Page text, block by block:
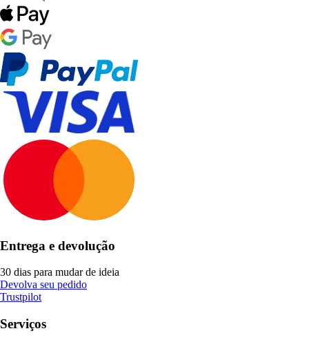
Entrega e devolução
30 dias para mudar de ideia
Devolva seu pedido
Trustpilot
Serviços